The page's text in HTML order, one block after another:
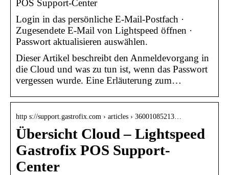
POS Support-Center
Login in das persönliche E-Mail-Postfach ·
Zugesendete E-Mail von Lightspeed öffnen ·
Passwort aktualisieren auswählen.
Dieser Artikel beschreibt den Anmeldevorgang in
die Cloud und was zu tun ist, wenn das Passwort
vergessen wurde. Eine Erläuterung zum…
http s://support.gastrofix.com › articles › 36001085213…
Übersicht Cloud – Lightspeed
Gastrofix POS Support-
Center